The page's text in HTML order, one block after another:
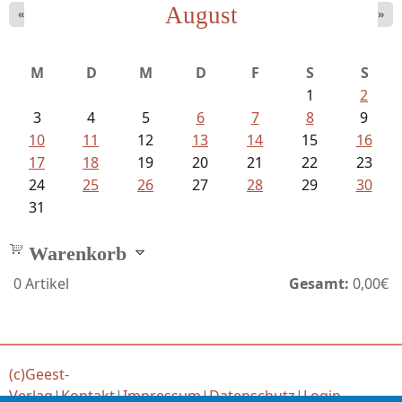
August
« »
M D M D F S
S
1
2
3
4 5 6 7 8
9
10
11 12 13 14 15
16
17
18 19 20 21 22
23
24
25 26 27 28 29
30
31
Warenkorb
0Artikel Gesamt: 0,00€
(c)Geest-
Verlag|Kontakt|Impressum|Datenschutz|Login